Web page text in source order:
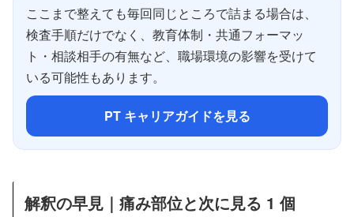
ここまで整えても毎回同じところで詰まる場合は、
検査手順だけでなく、教育体制・共通フォーマッ
ト・相談相手の有無など、職場環境の影響を受けて
いる可能性もあります。
PT キャリアガイドを見る
解釈の早見｜痛み部位と次に見る 1 個